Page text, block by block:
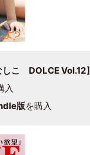
しこ DOLCE Vol.12】
入
版を購入